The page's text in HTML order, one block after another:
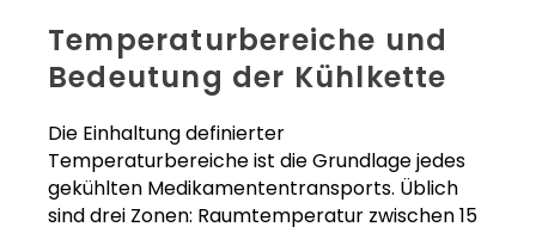
Temperaturbereiche und
Bedeutung der Kühlkette
Die Einhaltung definierter
Temperaturbereiche ist die Grundlage jedes
gekühlten Medikamententransports. Üblich
sind drei Zonen: Raumtemperatur zwischen 15